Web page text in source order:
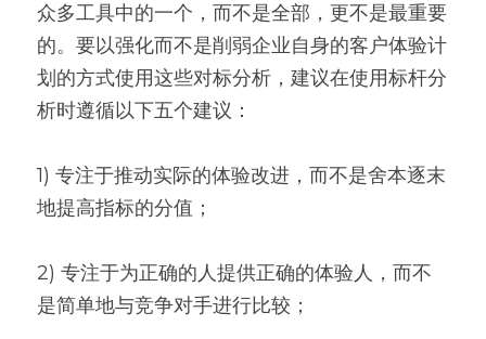
众多工具中的一个，而不是全部，更不是最重要
的。要以强化而不是削弱企业自身的客户体验计
划的方式使用这些对标分析，建议在使用标杆分
析时遵循以下五个建议：
1) 专注于推动实际的体验改进，而不是舍本逐末
地提高指标的分值；
2) 专注于为正确的人提供正确的体验人，而不
是简单地与竞争对手进行比较；